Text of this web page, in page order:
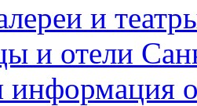
и
и отели
информация